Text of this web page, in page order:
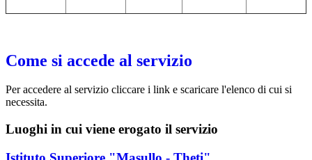
Come si accede al servizio
Per accedere al servizio cliccare i link e scaricare l'elenco di cui si
necessita.
Luoghi in cui viene erogato il servizio